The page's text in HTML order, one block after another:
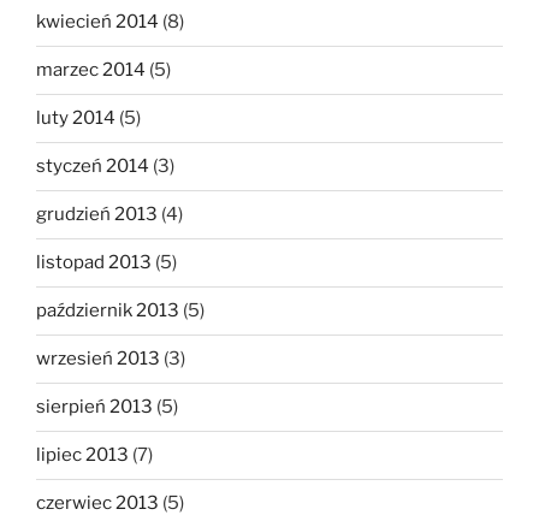
kwiecień 2014 (8)
marzec 2014 (5)
luty 2014 (5)
styczeń 2014 (3)
grudzień 2013 (4)
listopad 2013 (5)
październik 2013 (5)
wrzesień 2013 (3)
sierpień 2013 (5)
lipiec 2013 (7)
czerwiec 2013 (5)